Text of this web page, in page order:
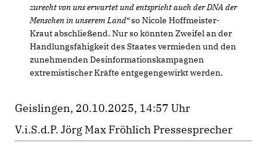
zurecht von uns erwartet und entspricht auch der DNA der
Menschen in unserem Land“so Nicole Hoffmeister-
Kraut abschließend. Nur so könnten Zweifel an der
Handlungsfähigkeit des Staates vermieden und den
zunehmenden Desinformationskampagnen
extremistischer Kräfte entgegengewirkt werden.
Geislingen, 20.10.2025, 14:57 Uhr
V.i.S.d.P. Jörg Max Fröhlich Pressesprecher